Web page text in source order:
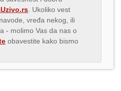
. Ukoliko vest
vređa nekog, ili
- molimo Vas da nas o
obavestite kako bismo